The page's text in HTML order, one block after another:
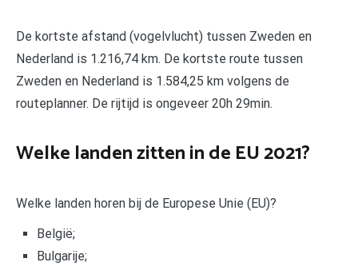
De kortste afstand (vogelvlucht) tussen Zweden en
Nederland is 1.216,74 km. De kortste route tussen
Zweden en Nederland is 1.584,25 km volgens de
routeplanner. De rijtijd is ongeveer 20h 29min.
Welke landen zitten in de EU 2021?
Welke landen horen bij de Europese Unie (EU)?
België;
Bulgarije;